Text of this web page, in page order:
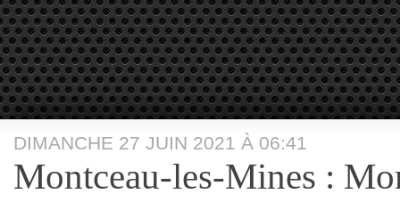
DIMANCHE 27 JUIN 2021 À 06:41
Montceau-les-Mines :